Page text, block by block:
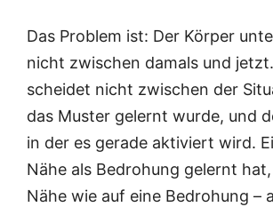
Das Pro­blem ist: Der Kör­per
nicht zwi­schen damals und
schei­det nicht zwi­schen der
das Mus­ter gelernt wur­de, und
in der es gera­de akti­viert wird.
Nähe als Bedro­hung gelernt
Nähe wie auf eine Bedro­hung –